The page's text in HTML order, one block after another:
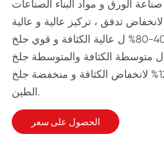
صناعة الورق و مواد البناء الصناعات
تدفق ، تركيز عالية و عالية
رفع الظروف. 40-80% ل عالية الكثافة و قوي جلخ
، 40-100% ل متوسطة الكثافة والمتوسطة جلخ
الطين ، و 40-120% لانخفاض الكثافة و منخفضة جلخ
الطين.
الحصول على سعر